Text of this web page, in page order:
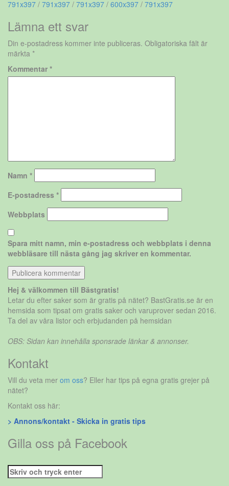
791x397 / 791x397 / 791x397 / 600x397 / 791x397
Lämna ett svar
Din e-postadress kommer inte publiceras. Obligatoriska fält är
märkta *
Kommentar *
Namn *
E-postadress *
Webbplats
Spara mitt namn, min e-postadress och webbplats i denna
webbläsare till nästa gång jag skriver en kommentar.
Hej & välkommen till Bästgratis!
Letar du efter saker som är gratis på nätet? BastGratis.se är en
hemsida som tipsat om gratis saker och varuprover sedan 2016.
Ta del av våra listor och erbjudanden på hemsidan
OBS: Sidan kan innehålla sponsrade länkar & annonser.
Kontakt
Vill du veta mer om oss? Eller har tips på egna gratis grejer på
nätet?
Kontakt oss här:
> Annons/kontakt - Skicka in gratis tips
Gilla oss på Facebook
Sök
efter: